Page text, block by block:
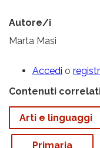
Autore/i
Marta Masi
Accedi o
Contenuti
Arti e linguaggi
Primaria